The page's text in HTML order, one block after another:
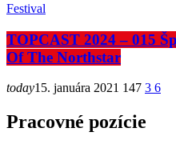
Festival
TOPCAST 2024 – 015
Of The Northstar
today15. januára 2021 147 3 6
Pracovné pozície